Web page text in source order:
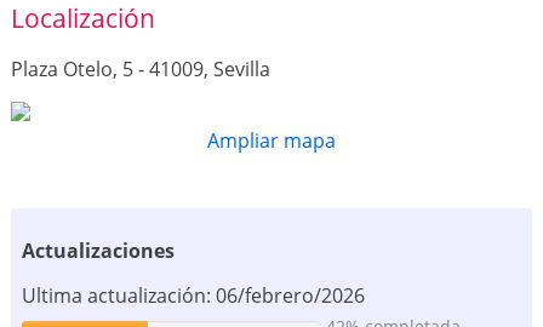
Localización
Plaza Otelo, 5 - 41009, Sevilla
Ampliar mapa
Actualizaciones
Ultima actualización: 06/febrero/2026